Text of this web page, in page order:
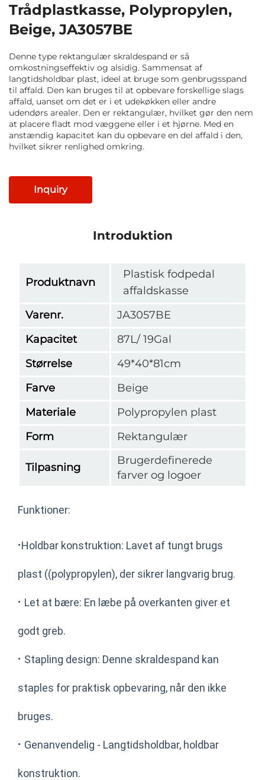
Trådplastkasse, Polypropylen,
Beige, JA3057BE
Denne type rektangulær skraldespand er så
omkostningseffektiv og alsidig. Sammensat af
langtidsholdbar plast, ideel at bruge som genbrugsspand
til affald. Den kan bruges til at opbevare forskellige slags
affald, uanset om det er i et udekøkken eller andre
udendørs arealer. Den er rektangulær, hvilket gør den nem
at placere fladt mod væggene eller i et hjørne. Med en
anstændig kapacitet kan du opbevare en del affald i den,
hvilket sikrer renlighed omkring.
Inquiry
Introduktion
Produktnavn
Plastisk fodpedal
affaldskasse
Varenr.
JA3057BE
Kapacitet
87L/ 19Gal
Størrelse
49*40*81cm
Farve
Beige
Materiale
Polypropylen plast
Form
Rektangulær
Tilpasning
Brugerdefinerede
farver og logoer
Funktioner:
·Holdbar konstruktion: Lavet af tungt brugs
plast ((polypropylen), der sikrer langvarig brug.
· Let at bære: En læbe på overkanten giver et
godt greb.
· Stapling design: Denne skraldespand kan
staples for praktisk opbevaring, når den ikke
bruges.
· Genanvendelig - Langtidsholdbar, holdbar
konstruktion.